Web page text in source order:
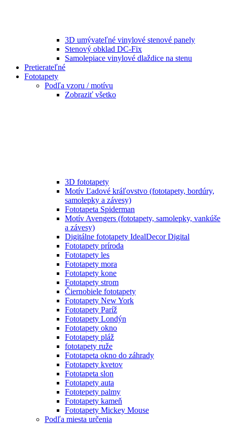
3D umývateľné vinylové stenové panely
Stenový obklad DC-Fix
Samolepiace vinylové dlaždice na stenu
Pretierateľné
Fototapety
Podľa vzoru / motívu
Zobraziť všetko
3D fototapety
Motív Ľadové kráľovstvo (fototapety, bordúry,
samolepky a závesy)
Fototapeta Spiderman
Motív Avengers (fototapety, samolepky, vankúše
a závesy)
Digitálne fototapety IdealDecor Digital
Fototapety príroda
Fototapety les
Fototapety mora
Fototapety kone
Fototapety strom
Čiernobiele fototapety
Fototapety New York
Fototapety Paríž
Fototapety Londýn
Fototapety okno
Fototapety pláž
fototapety ruže
Fototapeta okno do záhrady
Fototapety kvetov
Fototapeta slon
Fototapety auta
Fototepety palmy
Fototapety kameň
Fototapety Mickey Mouse
Podľa miesta určenia